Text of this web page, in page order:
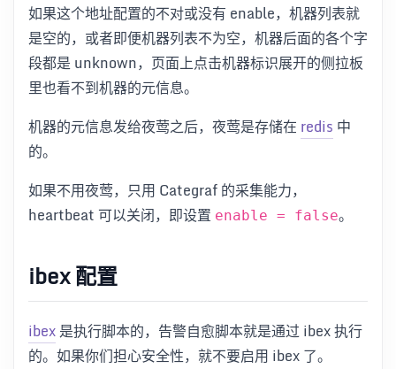
如果这个地址配置的不对或没有 enable，机器列表就
是空的，或者即便机器列表不为空，机器后面的各个字
段都是 unknown，页面上点击机器标识展开的侧拉板
里也看不到机器的元信息。
机器的元信息发给夜莺之后，夜莺是存储在 redis 中
的。
如果不用夜莺，只用 Categraf 的采集能力，
heartbeat 可以关闭，即设置 enable = false。
ibex 配置
ibex是执行脚本的，告警自愈脚本就是通过 ibex 执行
的。如果你们担心安全性，就不要启用 ibex 了。